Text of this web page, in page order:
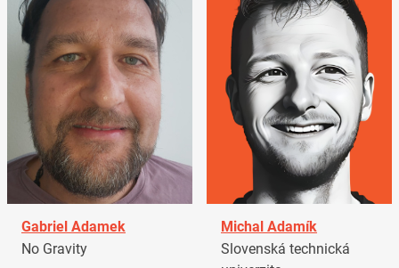
Gabriel Adamek
No Gravity
Michal Adamík
Slovenská technická